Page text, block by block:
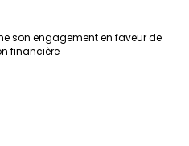
son engagement en faveur de
financière